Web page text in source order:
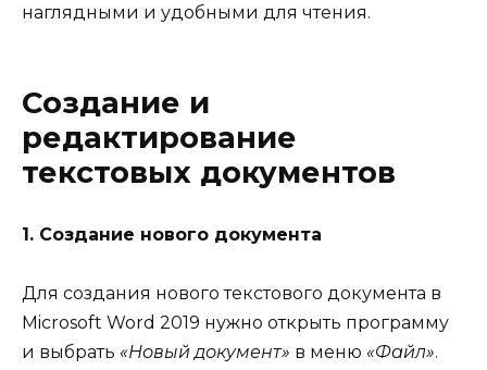
наглядными и удобными для чтения.
Создание и
редактирование
текстовых документов
1. Создание нового документа
Для создания нового текстового документа в
Microsoft Word 2019 нужно открыть программу
и выбрать «Новый документ» в меню «Файл».